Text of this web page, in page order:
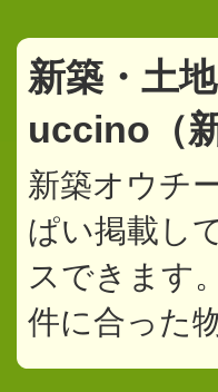
新築・土
uccino（
新築オウチ
ぱい掲載し
スできます
件に合った